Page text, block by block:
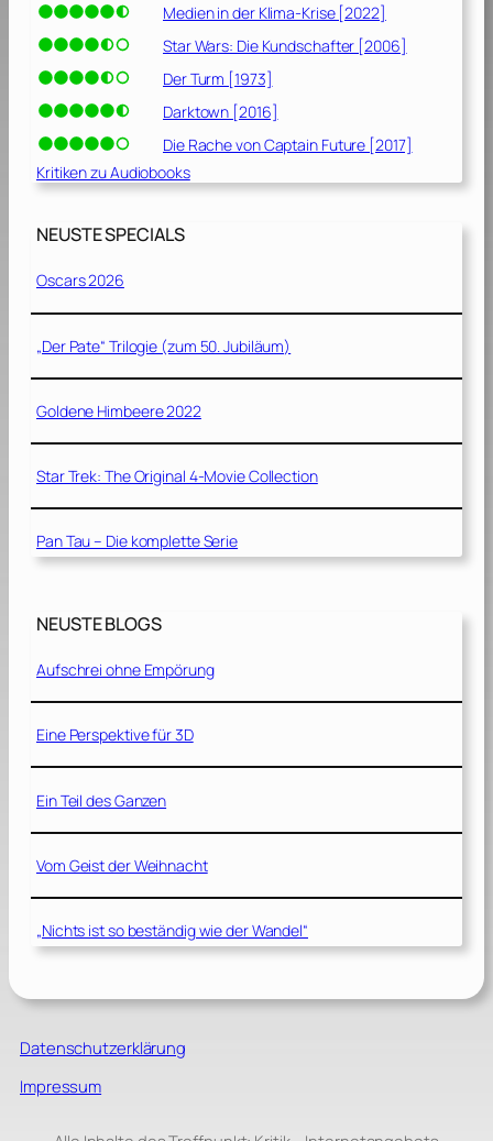
Medien in der Klima-Krise [2022]
Star Wars: Die Kundschafter [2006]
Der Turm [1973]
Darktown [2016]
Die Rache von Captain Future [2017]
Kritiken zu Audiobooks
NEUSTE SPECIALS
Oscars 2026
„Der Pate“ Trilogie (zum 50. Jubiläum)
Goldene Himbeere 2022
Star Trek: The Original 4-Movie Collection
Pan Tau – Die komplette Serie
NEUSTE BLOGS
Aufschrei ohne Empörung
Eine Perspektive für 3D
Ein Teil des Ganzen
Vom Geist der Weihnacht
„Nichts ist so beständig wie der Wandel“
Datenschutzerklärung
Impressum